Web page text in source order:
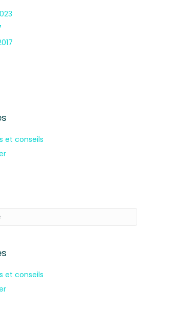
et conseils
et conseils